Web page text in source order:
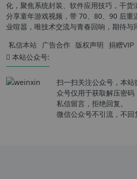
化，聚焦系统封装、软件应用技巧，干货
分享童年游戏视频，带 70、80、90 后重
业喧嚣，唯技术交流与青春回响，期待与
私信本站 广告合作 版权声明 捐赠VIP
本站公众号:
扫一扫关注公众号，本站
众号仅用于获取解压密码
私信留言，拒绝回复。
微信公众号不引流，不回